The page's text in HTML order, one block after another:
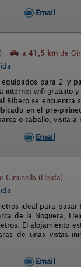
Email
a 41,5 km de
para 2 y
wifi gratuito
Ribero se
en el pre-
o caballo, visita a
Email
Giminells (Lleida)
ideal para pasar
de la Noguera,
El alojamiento
de unas vistas
Email